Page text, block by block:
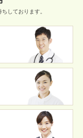
しております。